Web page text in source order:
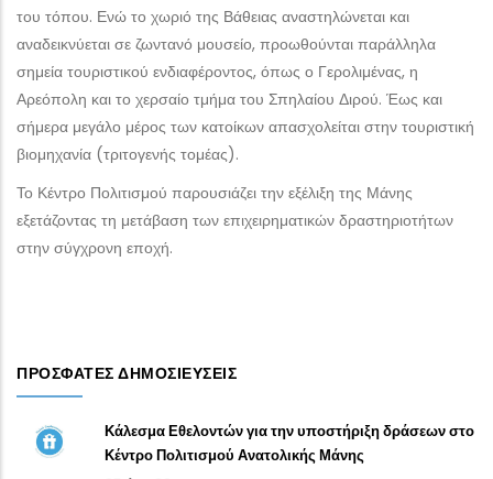
του τόπου. Ενώ το χωριό της Βάθειας αναστηλώνεται και
αναδεικνύεται σε ζωντανό μουσείο, προωθούνται παράλληλα
σημεία τουριστικού ενδιαφέροντος, όπως ο Γερολιμένας, η
Αρεόπολη και το χερσαίο τμήμα του Σπηλαίου Διρού. Έως και
σήμερα μεγάλο μέρος των κατοίκων απασχολείται στην τουριστική
βιομηχανία (τριτογενής τομέας).
Το Κέντρο Πολιτισμού παρουσιάζει την εξέλιξη της Μάνης
εξετάζοντας τη μετάβαση των επιχειρηματικών δραστηριοτήτων
στην σύγχρονη εποχή.
ΠΡΌΣΦΑΤΕΣ ΔΗΜΟΣΙΕΎΣΕΙΣ
Κάλεσμα Εθελοντών για την υποστήριξη δράσεων στο
Κέντρο Πολιτισμού Ανατολικής Μάνης